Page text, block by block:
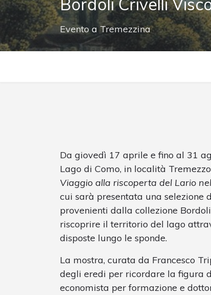
Bordoli Crivelli
Evento a Tremezzina
Da giovedì 17 aprile e fino al 31
Lago di Como, in località
Viaggio alla riscoperta del Lario
cui sarà presentata una
provenienti dalla collezione
riscoprire il territorio del lago
disposte lungo le sponde.
La mostra, curata da Francesco
degli eredi per ricordare la figura
economista per formazione e